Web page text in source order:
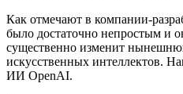
Как отмечают в компании-
было достаточно непростым и
существенно изменит
искусственных интеллектов.
ИИ OpenAI.